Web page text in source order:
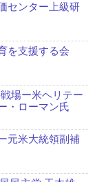
センター上級研
を支援する会
場ー米ヘリテー
・ローマン氏
元米大統領副補